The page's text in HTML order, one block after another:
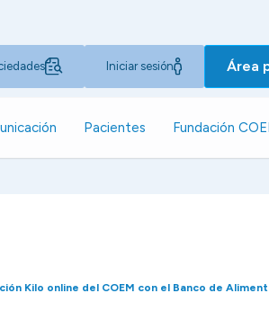
Iniciar sesión Área
Pacientes Fundación
Kilo online del COEM con el Banco de